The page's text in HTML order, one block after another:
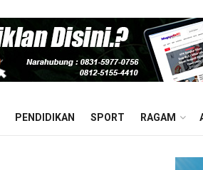
PENDIDIKAN SPORT RAGAM